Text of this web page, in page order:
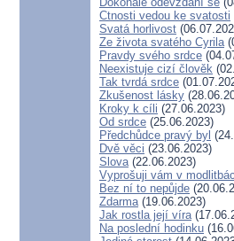
Ctnosti vedou ke svatosti
Svatá horlivost
Ze života svatého Cyrila
Pravdy svého srdce
Neexistuje cizí člověk
Tak tvrdá srdce
Zkušenost lásky
Kroky k cíli (27.06.2023)
Od srdce (25.06.2023)
Předchůdce pravý byl
Dvě věci (23.06.2023)
Slova(22.06.2023)
Vyprošuji vám v
Bez ní to nepůjde
Zdarma(19.06.2023)
Jak rostla její víra
Na poslední hodinku